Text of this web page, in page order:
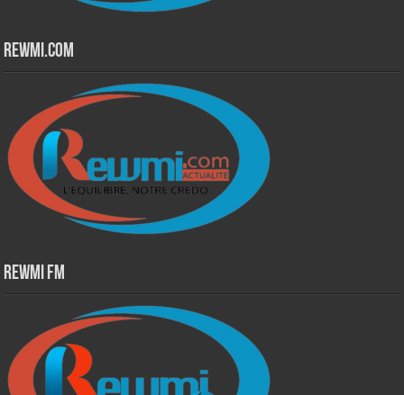
Rewmi.Com
Rewmi Fm